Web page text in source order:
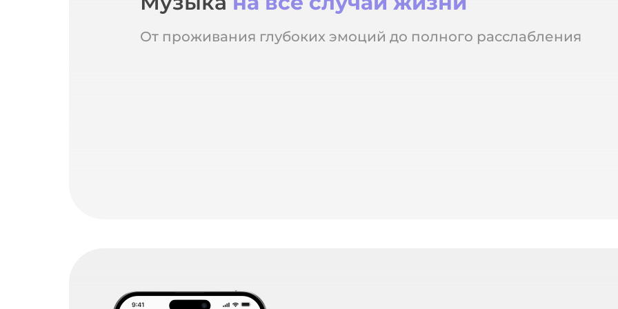
От проживания глубоких эмоций до полного расслабления